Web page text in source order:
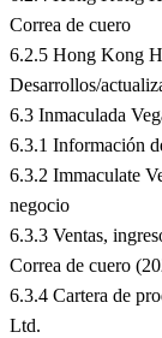
Correa de cuero
6.2.5 Hong Kong
Desarrollos/
6.3 Inmaculada
6.3.1 Información
6.3.2 Immaculate
negocio
6.3.3 Ventas,
Correa de cuero
6.3.4 Cartera de
Ltd.